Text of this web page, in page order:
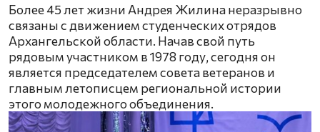
Более 45 лет жизни Андрея Жилина неразрывно
связаны с движением студенческих отрядов
Архангельской области. Начав свой путь
рядовым участником в 1978 году, сегодня он
является председателем совета ветеранов и
главным летописцем региональной истории
этого молодежного объединения.